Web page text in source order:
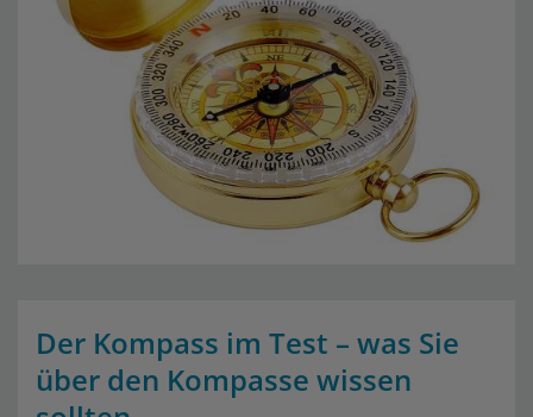
Der Kompass im Test – was Sie
über den Kompasse wissen